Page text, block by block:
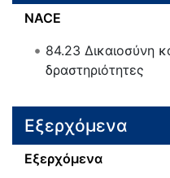
NACE
84.23 Δικαιοσύνη
δραστηριότητες
Εξερχόμενα
Εξερχόμενα